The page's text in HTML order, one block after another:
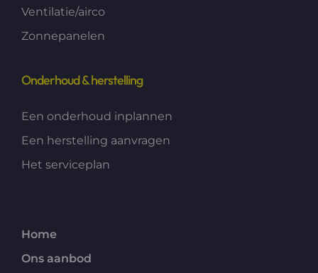
Home
Ons aanbod
Ventilatie/airco
Zonnepanelen
Onderhoud & herstelling
Een onderhoud inplannen
Een herstelling aanvragen
Het serviceplan